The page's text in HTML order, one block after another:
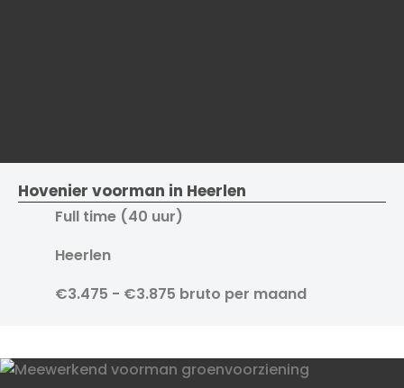
Hovenier voorman in Heerlen
Full time (40 uur)
Heerlen
€3.475 - €3.875 bruto per maand